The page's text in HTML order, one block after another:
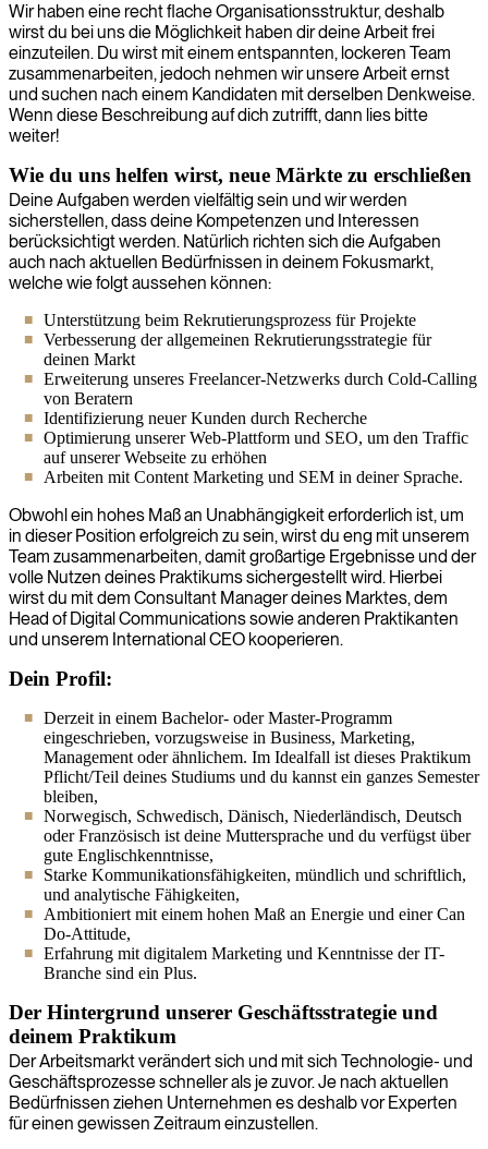
Wir haben eine recht flache Organisationsstruktur, deshalb
wirst du bei uns die Möglichkeit haben dir deine Arbeit frei
einzuteilen. Du wirst mit einem entspannten, lockeren Team
zusammenarbeiten, jedoch nehmen wir unsere Arbeit ernst
und suchen nach einem Kandidaten mit derselben Denkweise.
Wenn diese Beschreibung auf dich zutrifft, dann lies bitte
weiter!
Wie du uns helfen wirst, neue Märkte zu erschließen
Deine Aufgaben werden vielfältig sein und wir werden
sicherstellen, dass deine Kompetenzen und Interessen
berücksichtigt werden. Natürlich richten sich die Aufgaben
auch nach aktuellen Bedürfnissen in deinem Fokusmarkt,
welche wie folgt aussehen können:
Unterstützung beim Rekrutierungsprozess für Projekte
Verbesserung der allgemeinen Rekrutierungsstrategie für
deinen Markt
Erweiterung unseres Freelancer-Netzwerks durch Cold-Calling
von Beratern
Identifizierung neuer Kunden durch Recherche
Optimierung unserer Web-Plattform und SEO, um den Traffic
auf unserer Webseite zu erhöhen
Arbeiten mit Content Marketing und SEM in deiner Sprache.
Obwohl ein hohes Maß an Unabhängigkeit erforderlich ist, um
in dieser Position erfolgreich zu sein, wirst du eng mit unserem
Team zusammenarbeiten, damit großartige Ergebnisse und der
volle Nutzen deines Praktikums sichergestellt wird. Hierbei
wirst du mit dem Consultant Manager deines Marktes, dem
Head of Digital Communications sowie anderen Praktikanten
und unserem International CEO kooperieren.
Dein Profil:
Derzeit in einem Bachelor- oder Master-Programm
eingeschrieben, vorzugsweise in Business, Marketing,
Management oder ähnlichem. Im Idealfall ist dieses Praktikum
Pflicht/Teil deines Studiums und du kannst ein ganzes Semester
bleiben,
Norwegisch, Schwedisch, Dänisch, Niederländisch, Deutsch
oder Französisch ist deine Muttersprache und du verfügst über
gute Englischkenntnisse,
Starke Kommunikationsfähigkeiten, mündlich und schriftlich,
und analytische Fähigkeiten,
Ambitioniert mit einem hohen Maß an Energie und einer Can
Do-Attitude,
Erfahrung mit digitalem Marketing und Kenntnisse der IT-
Branche sind ein Plus.
Der Hintergrund unserer Geschäftsstrategie und
deinem Praktikum
Der Arbeitsmarkt verändert sich und mit sich Technologie- und
Geschäftsprozesse schneller als je zuvor. Je nach aktuellen
Bedürfnissen ziehen Unternehmen es deshalb vor Experten
für einen gewissen Zeitraum einzustellen.